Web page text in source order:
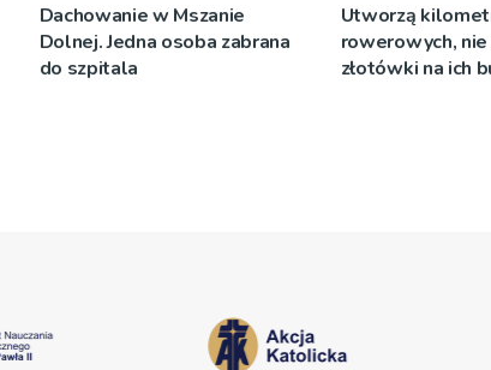
Dachowanie w Mszanie
Dolnej. Jedna osoba zabrana
do szpitala
Utworzą
rowerowych,
złotówki na ich